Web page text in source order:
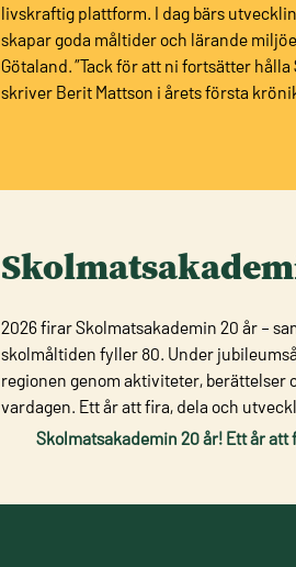
livskraftig plattform. I dag bärs
skapar goda måltider och lärande
Götaland. ”Tack för att ni fortsätter
skriver Berit Mattson i årets första
2026 firar Skolmatsakademin 20 år –
skolmåltiden fyller 80. Under
regionen genom aktiviteter, berättelser
vardagen. Ett år att fira, dela och
Skolmatsakademin 20 år! Ett år